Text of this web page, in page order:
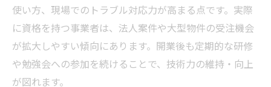
使い方、現場でのトラブル対応力が高まる点です。実際
に資格を持つ事業者は、法人案件や大型物件の受注機会
が拡大しやすい傾向にあります。開業後も定期的な研修
や勉強会への参加を続けることで、技術力の維持・向上
が図れます。